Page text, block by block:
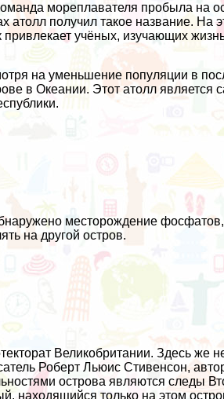
мореплавателя пробыла на
атолл получил такое название. На
учёных, изучающих
на уменьшение популяции в
в Океании. Этот атолл является
месторождение
на другой остров.
Великобритании. Здесь же
Роберт Льюис Стивенсон,
острова являются следы
находящийся только на этом